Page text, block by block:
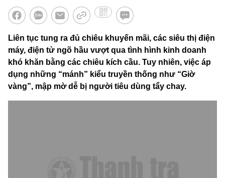
Liên tục tung ra đủ chiêu khuyến mãi, các siêu thị điện
máy, điện tử ngõ hầu vượt qua tình hình kinh doanh
khó khăn bằng các chiêu kích cầu. Tuy nhiên, việc áp
dụng những “mánh” kiểu truyền thống như “Giờ
vàng”, mập mờ dễ bị người tiêu dùng tẩy chay.